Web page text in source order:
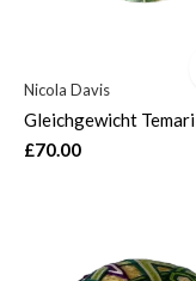
Nicola Davis
Gleichgewicht Temari
£70.00